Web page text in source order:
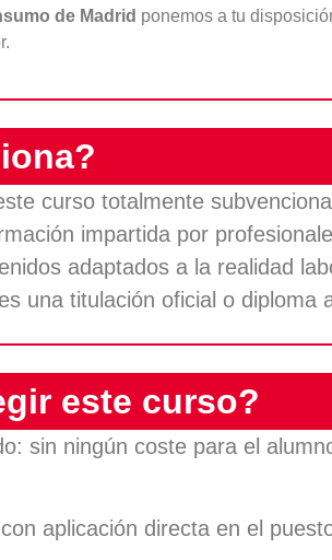
de Madrid ponemos a tu
curso totalmente
impartida por
adaptados a la realidad
una titulación oficial o diploma
este curso?
sin ningún coste para el
aplicación directa en el